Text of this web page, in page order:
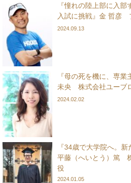
『憧れの陸上部に入
入試に挑戦』金 哲彦
2024.09.13
『母の死を機に、専業
未央 株式会社ユーブ
2024.02.02
『34歳で大学院へ。新
平藤（へいとう）篤
役
2024.01.05